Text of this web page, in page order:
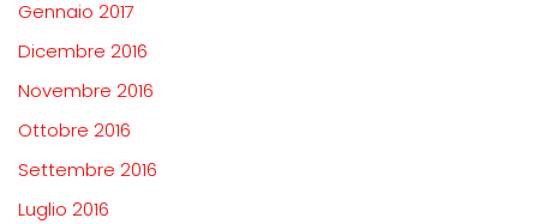
Gennaio 2017
Dicembre 2016
Novembre 2016
Ottobre 2016
Settembre 2016
Luglio 2016